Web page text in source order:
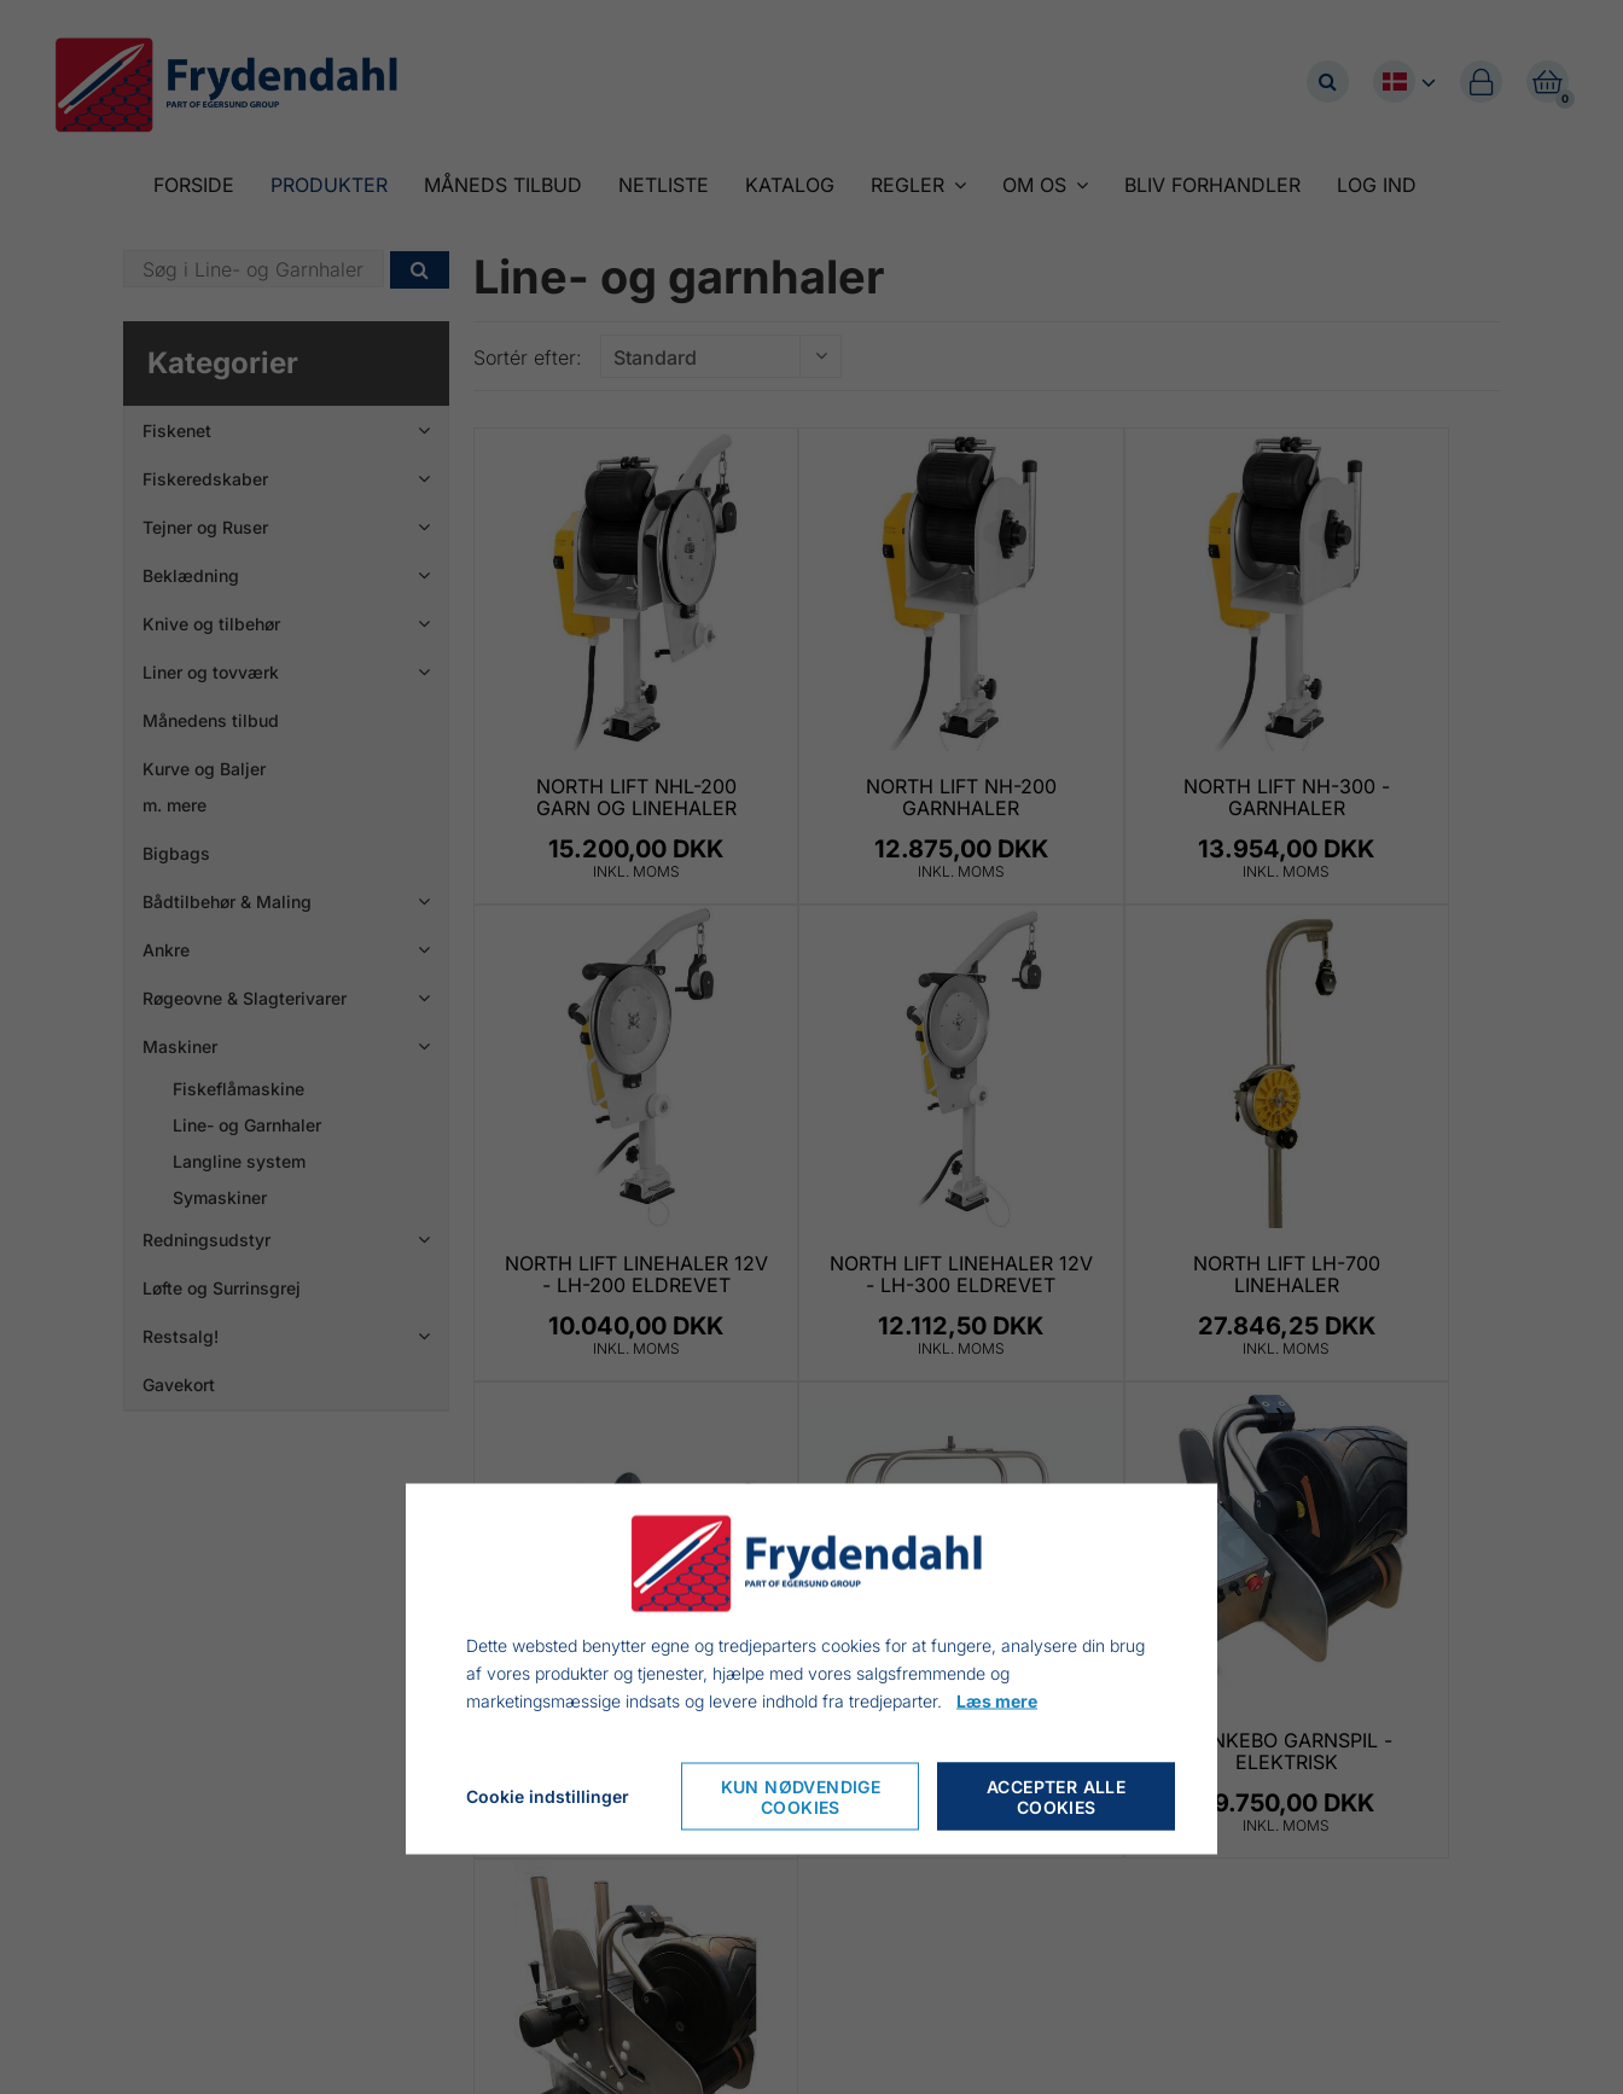

0

FORSIDE PRODUKTER MÅNEDS TILBUD NETLISTE KATALOG REGLER OM OS BLIV FORHANDLER LOG IND

Kategorier
Fiskenet 
Fiskeredskaber 
Tejner og Ruser 
Beklædning 
Knive og tilbehør 
Liner og tovværk 
Månedens tilbud
Kurve og Baljer
m. mere
Bigbags
Bådtilbehør & Maling 
Ankre 
Røgeovne & Slagterivarer 
Maskiner 
Fiskeflåmaskine
Line- og Garnhaler
Langline system
Symaskiner
Redningsudstyr 
Løfte og Surrinsgrej
Restsalg! 
Gavekort
Line- og garnhaler
Sortér efter:
NORTH LIFT NHL-200
GARN OG LINEHALER
15.200,00 DKK
INKL. MOMS
NORTH LIFT NH-200
GARNHALER
12.875,00 DKK
INKL. MOMS
NORTH LIFT NH-300 -
GARNHALER
13.954,00 DKK
INKL. MOMS
NORTH LIFT LINEHALER 12V
- LH-200 ELDREVET
10.040,00 DKK
INKL. MOMS
NORTH LIFT LINEHALER 12V
- LH-300 ELDREVET
12.112,50 DKK
INKL. MOMS
NORTH LIFT LH-700
LINEHALER
27.846,25 DKK
INKL. MOMS
36.806,50 DKK SE VARIANTER
MUNKEBO GARNSPIL -
ELEKTRISK
59.750,00 DKK
INKL. MOMS
Dette websted benytter egne og tredjeparters cookies for at fungere, analysere din brug
af vores produkter og tjenester, hjælpe med vores salgsfremmende og
marketingsmæssige indsats og levere indhold fra tredjeparter. Læs mere
Cookie indstillinger
KUN NØDVENDIGE
COOKIES
ACCEPTER ALLE
COOKIES